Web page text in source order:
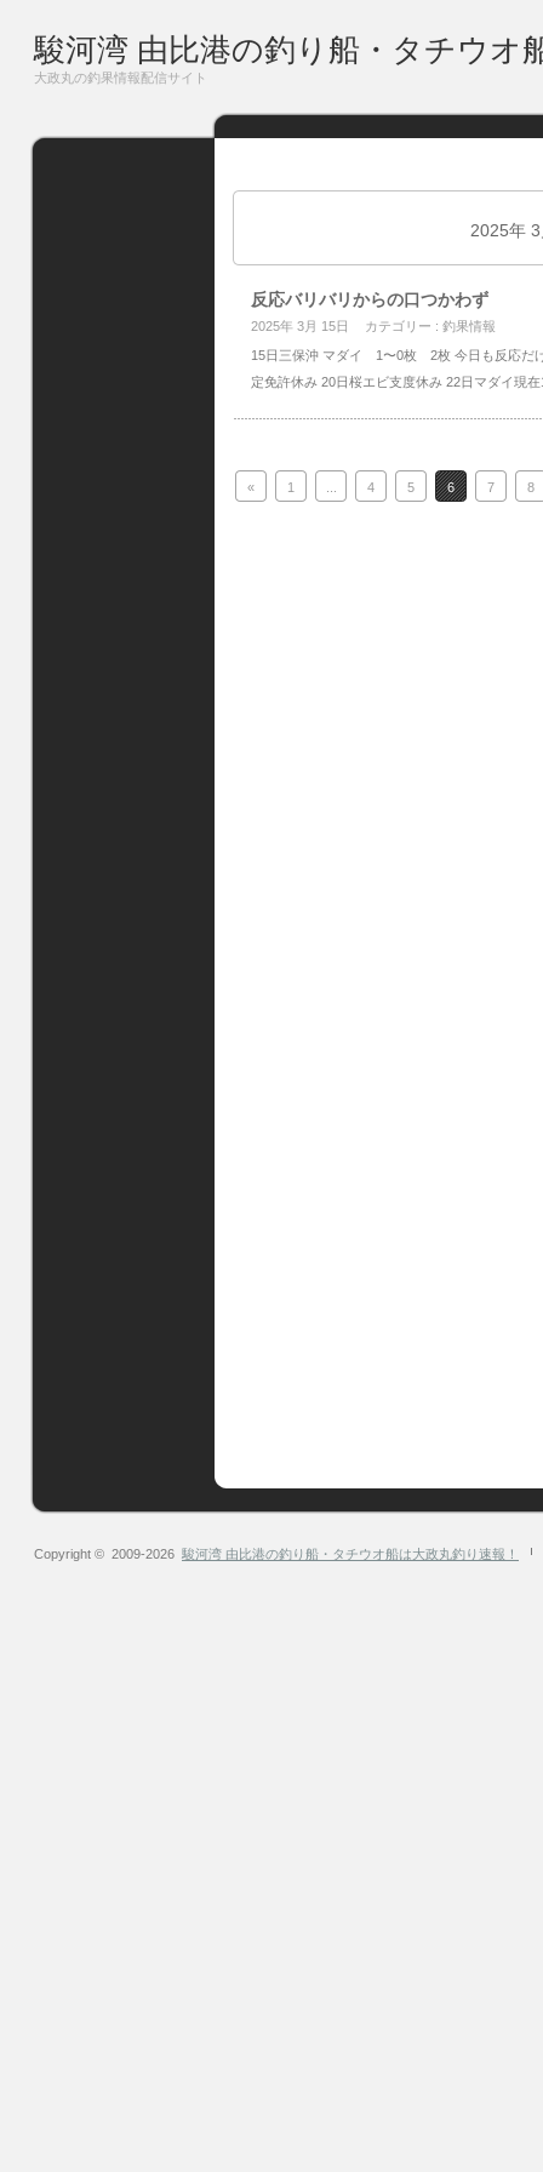
駿河湾 由比港の釣り船・タチウオ
大政丸の釣果情報配信サイト
2025年
反応バリバリからの口つかわず
2025年 3月 15日 カテゴリー : 釣果情報
15日三保沖 マダイ 1〜0枚 2枚 今日も反応だ
定免許休み 20日桜エビ支度休み 22日マダイ現
« 1 4 5 6 7 8
Copyright © 2009-2026 駿河湾 由比港の釣り船・タチウオ船は大政丸釣り速報！